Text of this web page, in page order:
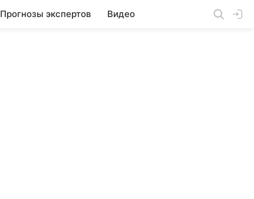
Прогнозы экспертов Видео